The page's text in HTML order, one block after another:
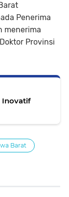
Penerima
menerima
Provinsi
Inovatif
Barat